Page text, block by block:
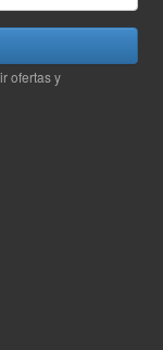
ofertas y